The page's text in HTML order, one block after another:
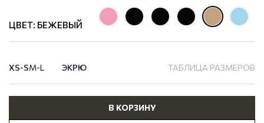
ЦВЕТ: БЕЖЕВЫЙ
В КОРЗИНУ
XS-SM-L ЭКРЮ ТАБЛИЦА РАЗМЕРОВ